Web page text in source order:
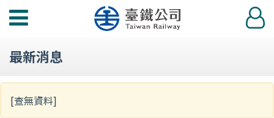
功
選
登
入
最新消息
[查無資料]